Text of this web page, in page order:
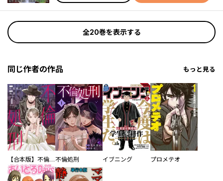
全20巻を表示する
同じ作者の作品 もっと見る
【合本版】不倫処刑不倫処刑 イブニング プロメテオ